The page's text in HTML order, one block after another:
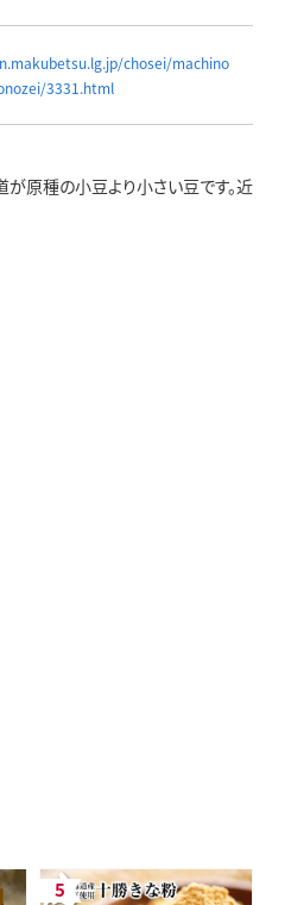
chosei/machino
3331.html
原種の小豆より小さい豆です。近